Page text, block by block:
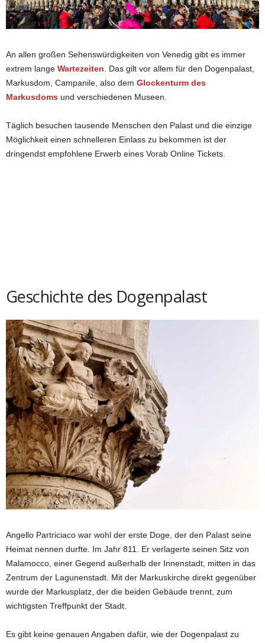
An allen großen Sehenswürdigkeiten von Venedig gibt es immer
extrem lange Wartezeiten . Das gilt vor allem für den Dogenpalast,
Markusdom, Campanile, also dem Glockenturm des
Markusdoms und verschiedenen Museen.
Täglich besuchen tausende Menschen den Palast und die einzige
Möglichkeit einen schnelleren Einlass zu bekommen ist der
dringendst empfohlene Erwerb eines Vorab Online Tickets.
Geschichte des Dogenpalast
Angello Partriciaco war wohl der erste Doge, der den Palast seine
Heimat nennen durfte. Im Jahr 811. Er verlagerte seinen Sitz von
Malamocco, einer Gegend außerhalb der Innenstadt, mitten in das
Zentrum der Lagunenstadt. Mit der Markuskirche direkt gegenüber
wurde der Markusplatz, der die beiden Gebäude trennt, zum
wichtigsten Treffpunkt der Stadt.
Es gibt keine genauen Angaben dafür, wie der Dogenpalast zu